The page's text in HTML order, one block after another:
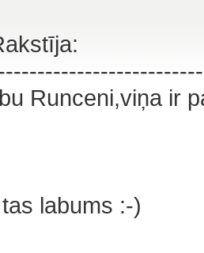
Runceni,viņa ir
labums :-)